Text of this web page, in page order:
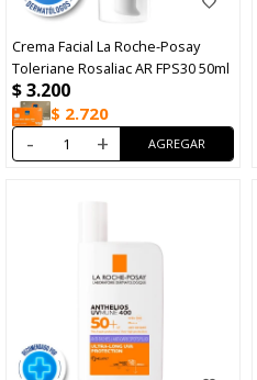
Crema Facial La Roche-Posay
Toleriane Rosaliac AR FPS30 50ml
$3.200
$ 2.720
- +